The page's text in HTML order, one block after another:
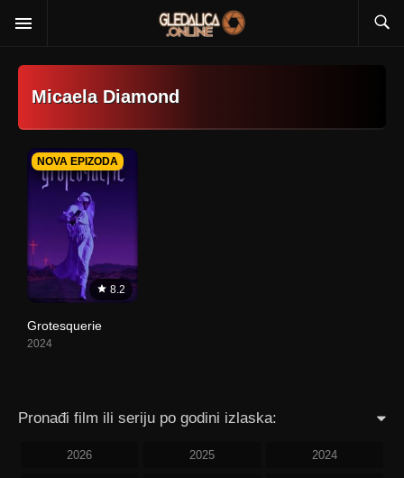
Micaela Diamond
8.2
NOVA EPIZODA
Grotesquerie
2024
Pronađi film ili seriju po godini izlaska:
2026 2025 2024